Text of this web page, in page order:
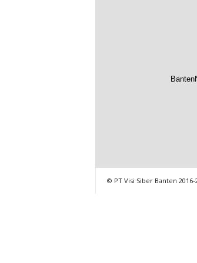
© PT Visi Siber Banten 2016-